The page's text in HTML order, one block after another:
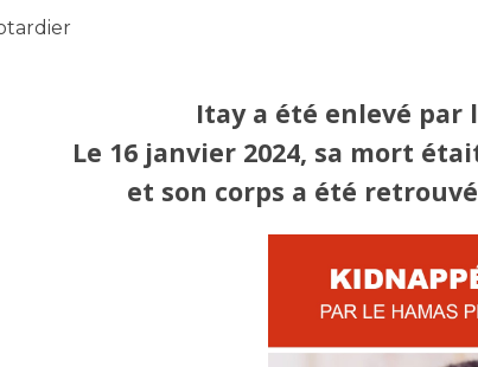
Itaya été enlevé par
Le 16 janvier 2024, sa mort
et son corps a été